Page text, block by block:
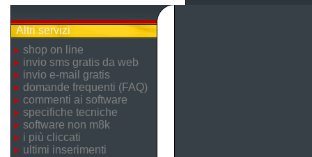
Altri servizi
shop on line
invio sms gratis da web
invio e-mail gratis
domande frequenti (FAQ)
commenti ai software
specifiche tecniche
software non m8k
i più cliccati
ultimi inserimenti